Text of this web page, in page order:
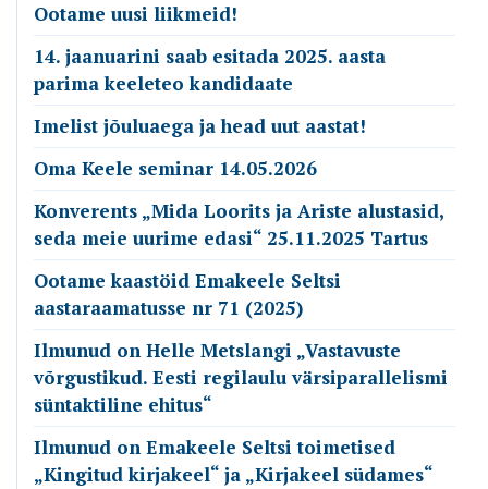
Ootame uusi liikmeid!
14. jaanuarini saab esitada 2025. aasta
parima keeleteo kandidaate
Imelist jõuluaega ja head uut aastat!
Oma Keele seminar 14.05.2026
Konverents „Mida Loorits ja Ariste alustasid,
seda meie uurime edasi“ 25.11.2025 Tartus
Ootame kaastöid Emakeele Seltsi
aastaraamatusse nr 71 (2025)
Ilmunud on Helle Metslangi „Vastavuste
võrgustikud. Eesti regilaulu värsiparallelismi
süntaktiline ehitus“
Ilmunud on Emakeele Seltsi toimetised
„Kingitud kirjakeel“ ja „Kirjakeel südames“